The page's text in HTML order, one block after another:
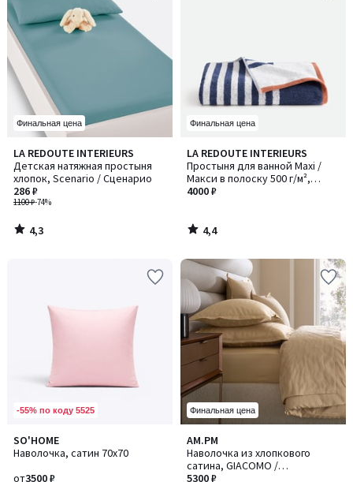
Финальная цена
LA REDOUTE INTERIEURS
Детская натяжная простыня
хлопок, Scenario / Сценарио
1100 ₽-74%
286 ₽
4,3
/ 5
4,3
/
Финальная цена
LA REDOUTE INTERIEURS
Простыня для ванной Maxi /
Макси в полоску 500 г/м²,
Calanques / Каланк
4000 ₽
4,4
/ 5
4,4
/
-55% по коду 5525
SO'HOME
Наволочка, сатин 70x70
от3500 ₽
Количество
цветов:
Финальная цена
AM.PM
Наволочка из хлопкового
сатина, GIACOMO /
ДЖИАКОМО
5300 ₽